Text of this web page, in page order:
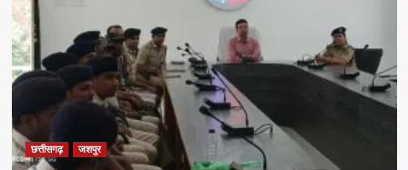
से
पर्यटन
के
अंतर्राष्ट्रीय
पटल
रहा
छत्तीसगढ़ जशपुर